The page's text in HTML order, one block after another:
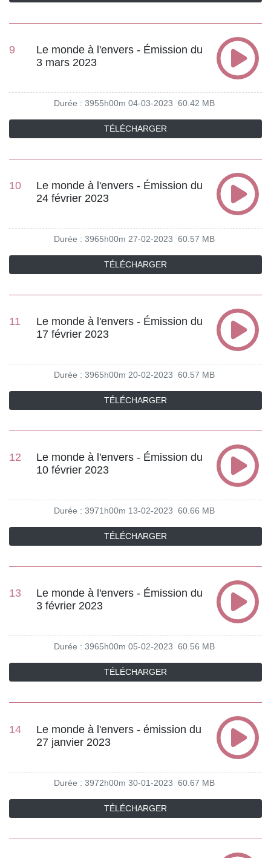
9
Le monde à l'envers - Émission du
3 mars 2023
Durée : 3955h00m 04-03-2023 60.42 MB
TÉLÉCHARGER
10
Le monde à l'envers - Émission du
24 février 2023
Durée : 3965h00m 27-02-2023 60.57 MB
TÉLÉCHARGER
11
Le monde à l'envers - Émission du
17 février 2023
Durée : 3965h00m 20-02-2023 60.57 MB
TÉLÉCHARGER
12
Le monde à l'envers - Émission du
10 février 2023
Durée : 3971h00m 13-02-2023 60.66 MB
TÉLÉCHARGER
13
Le monde à l'envers - Émission du
3 février 2023
Durée : 3965h00m 05-02-2023 60.56 MB
TÉLÉCHARGER
14
Le monde à l'envers - émission du
27 janvier 2023
Durée : 3972h00m 30-01-2023 60.67 MB
TÉLÉCHARGER